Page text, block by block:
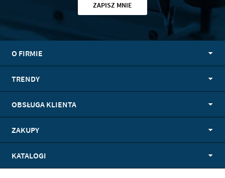
ZAPISZ MNIE
O FIRMIE
TRENDY
OBSŁUGA KLIENTA
ZAKUPY
KATALOGI